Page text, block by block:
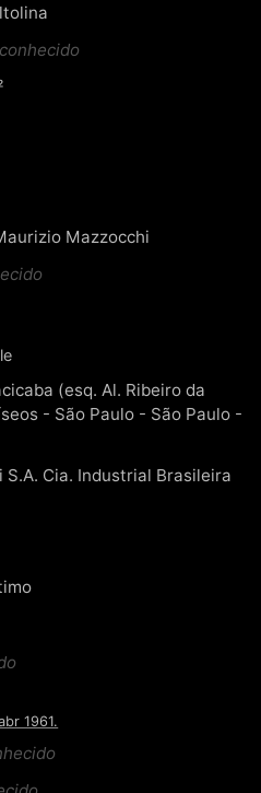
Mazzocchi
(esq. Al. Ribeiro da
- São Paulo - São Paulo -
S.A. Cia. Industrial Brasileira
1961.